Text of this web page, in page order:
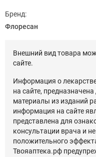
Бренд:
Флоресан
Внешний вид товара
сайте.
Информация о
на сайте,
материалы из изданий
информация на сайте
представлена для
консультации врача и
положительного
Твояаптека.рф